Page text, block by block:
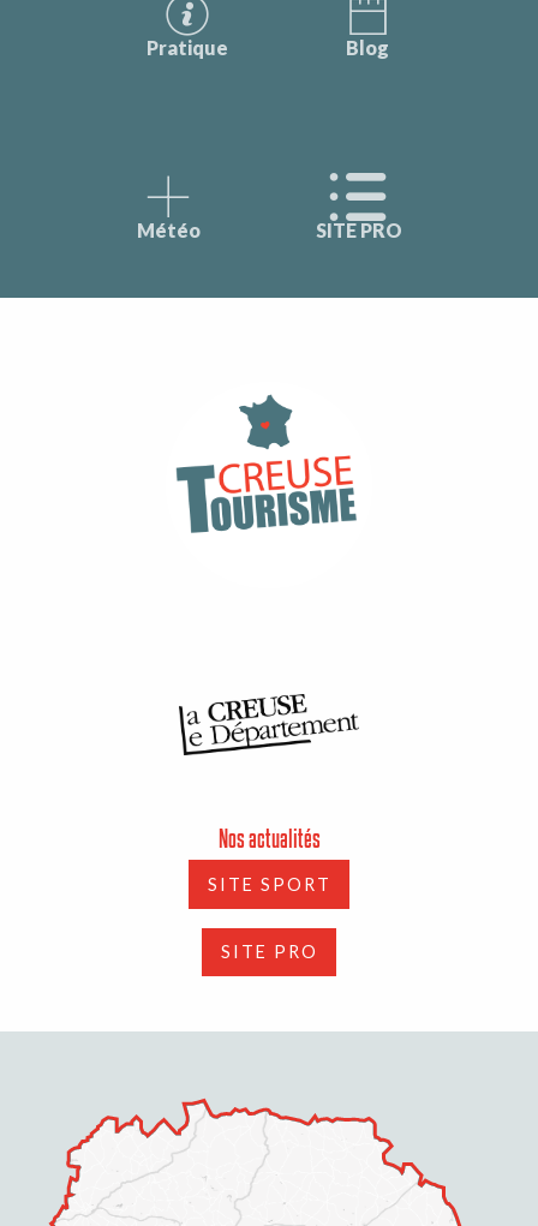
Pratique Blog
Météo SITE PRO
Nos actualités
SITE SPORT
SITE PRO